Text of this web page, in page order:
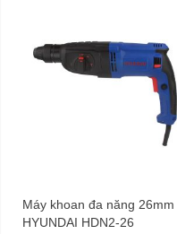
Máy khoan đa năng 26mm
HYUNDAI HDN2-26